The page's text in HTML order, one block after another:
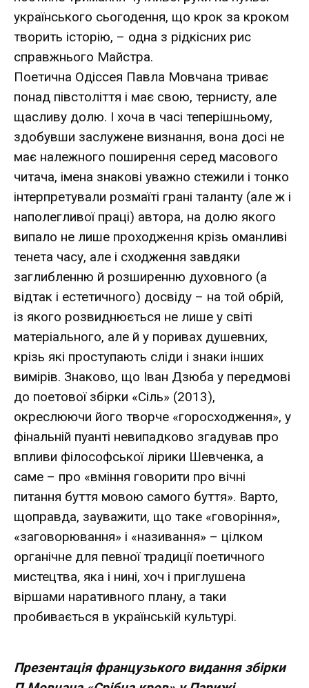
українського сьогодення, що крок за кроком
творить історію, – одна з рідкісних рис
справжнього Майстра.
Поетична Одіссея Павла Мовчана триває
понад півстоліття і має свою, тернисту, але
щасливу долю. І хоча в часі теперішньому,
здобувши заслужене визнання, вона досі не
має належного поширення серед масового
читача, імена знакові уважно стежили і тонко
інтерпретували розмаїті грані таланту (але ж і
наполегливої праці) автора, на долю якого
випало не лише проходження крізь оманливі
тенета часу, але і сходження завдяки
заглибленню й розширенню духовного (а
відтак і естетичного) досвіду – на той обрій,
із якого розвиднюється не лише у світі
матеріального, але й у поривах душевних,
крізь які проступають сліди і знаки інших
вимірів. Знаково, що Іван Дзюба у передмові
до поетової збірки «Сіль» (2013),
окреслюючи його творче «горосходження», у
фінальній пуанті невипадково згадував про
впливи філософської лірики Шевченка, а
саме – про «вміння говорити про вічні
питання буття мовою самого буття». Варто,
щоправда, зауважити, що таке «говоріння»,
«заговорювання» і «називання» – цілком
органічне для певної традиції поетичного
мистецтва, яка і нині, хоч і приглушена
віршами наративного плану, а таки
пробивається в українській культурі.
Презентація французького видання збірки